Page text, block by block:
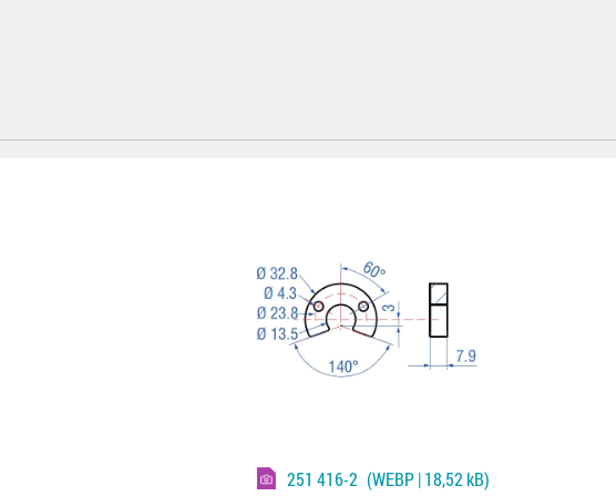
251 416-2 (WEBP | 18,52 kB)